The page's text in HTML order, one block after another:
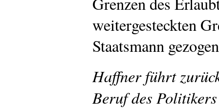
weitergesteckten
Staatsmann
Haffner führt
Beruf des